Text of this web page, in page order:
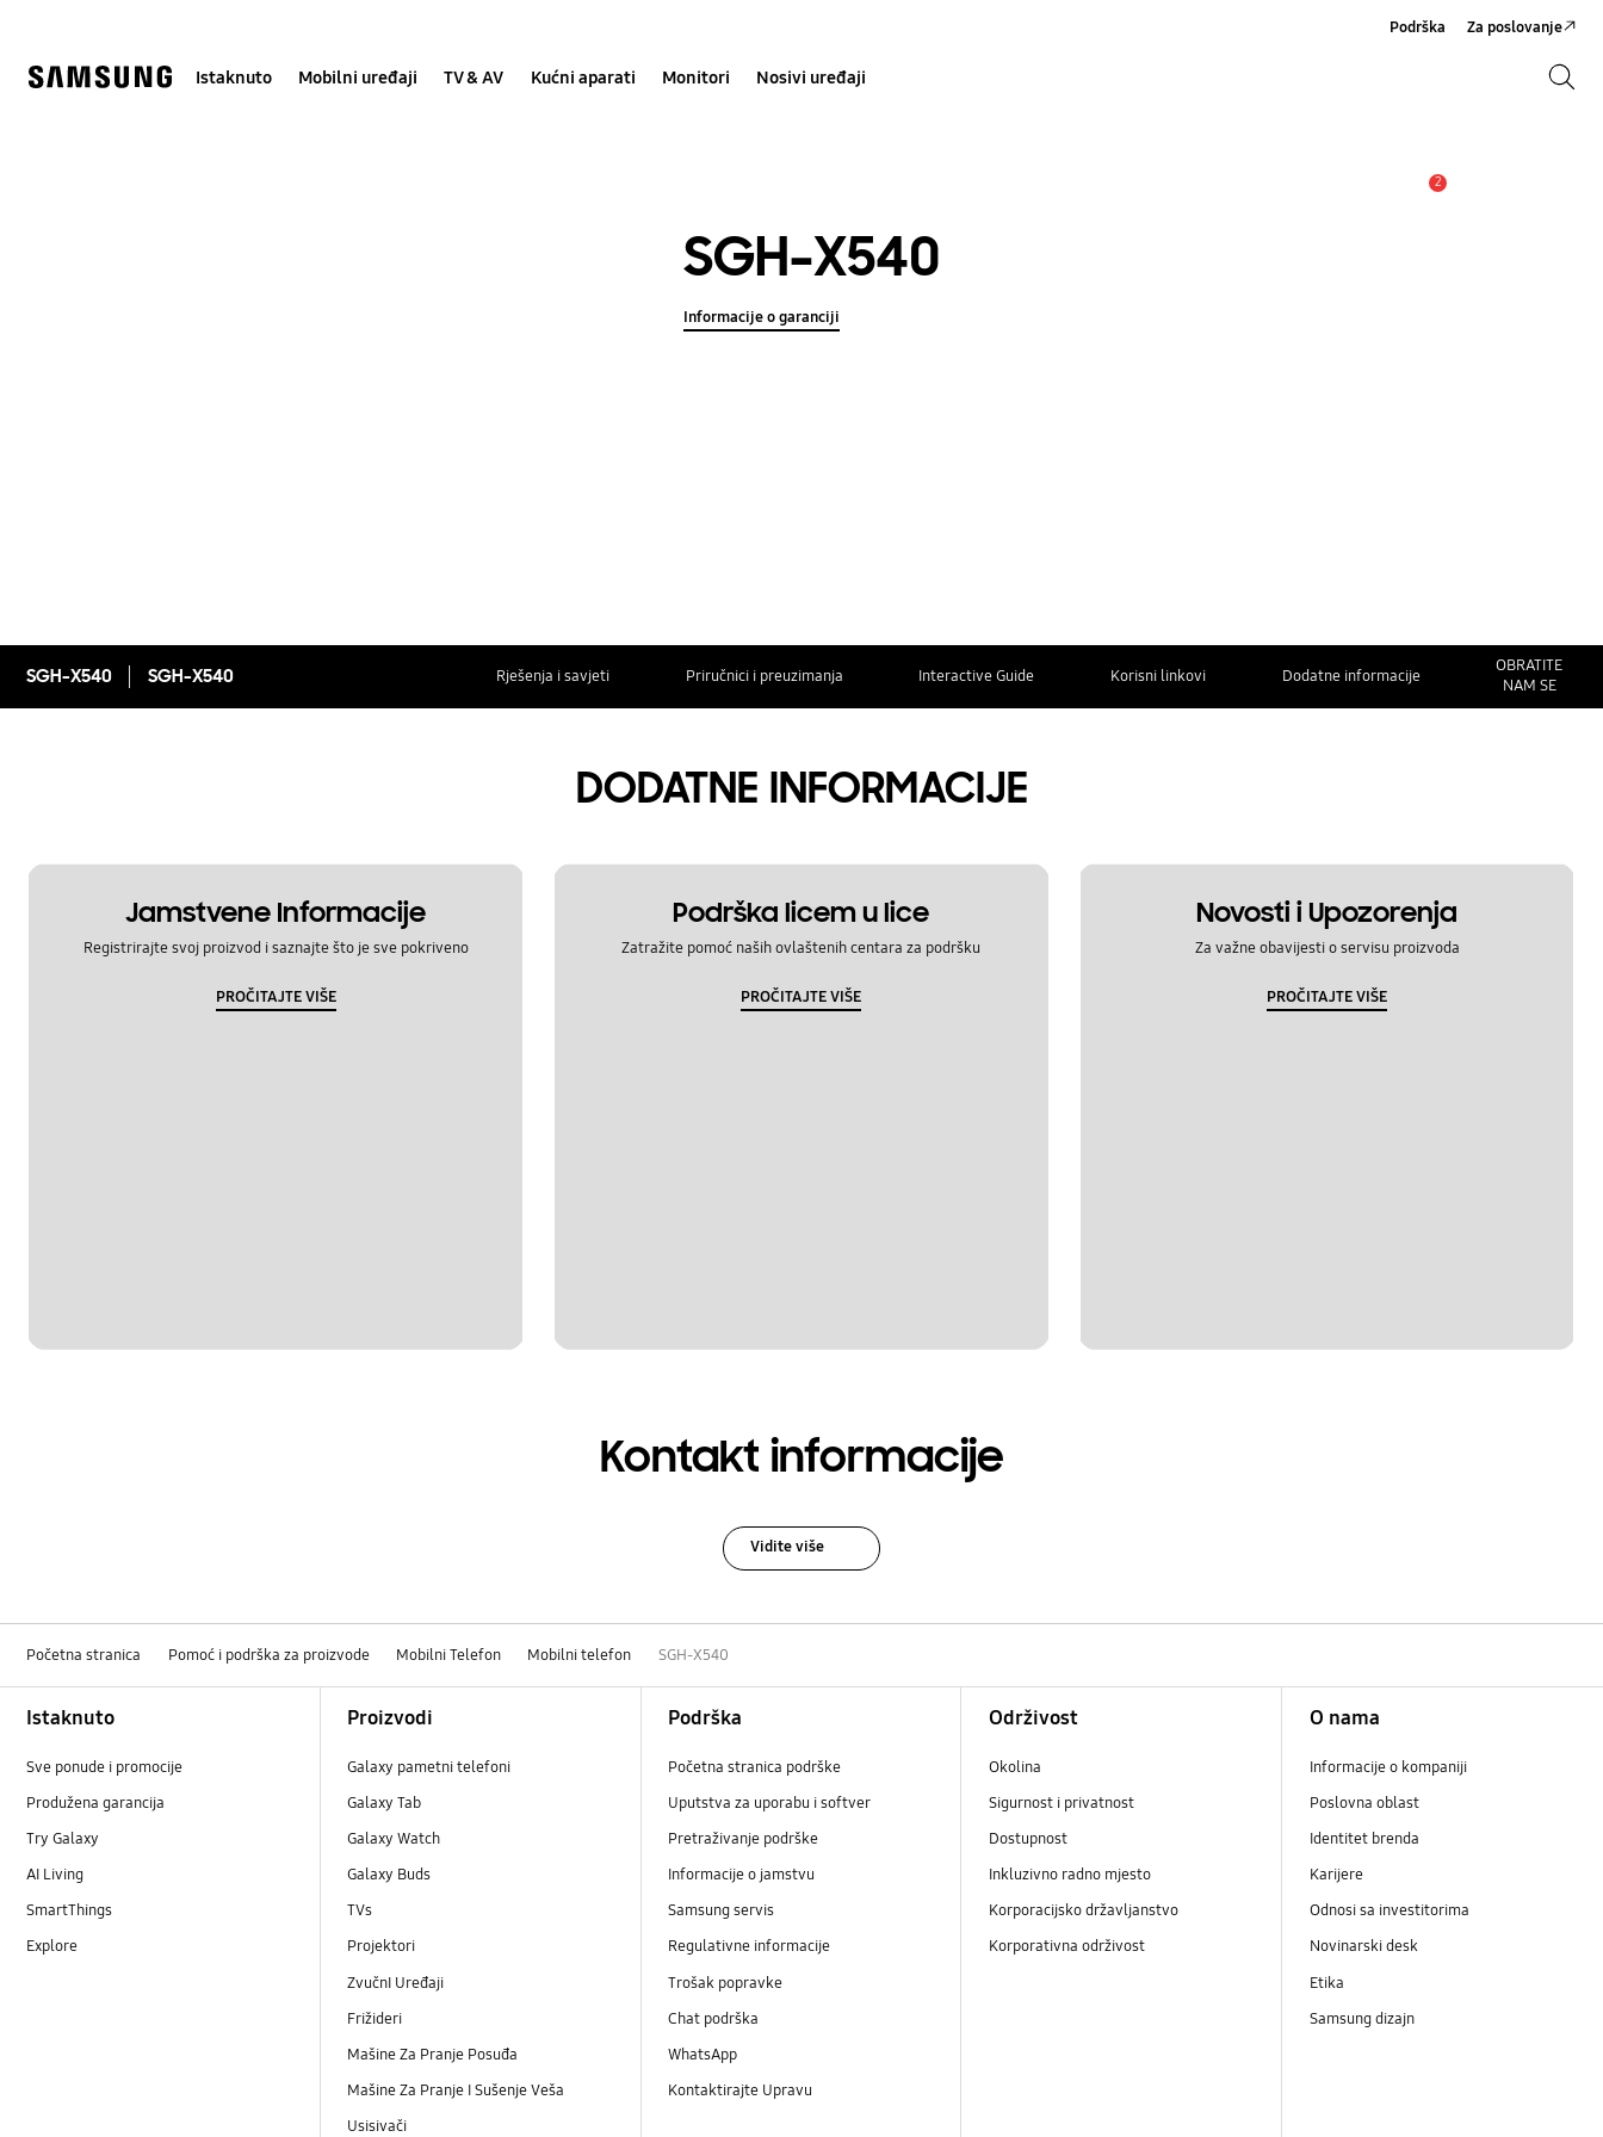
help
Istaknuto Mobilni uređaji TV & AV Kućni aparati Monitori Nosivi uređaji
Podrška Za poslovanje
2
SGH-X540
Informacije o garanciji
SGH-X540 SGH-X540 Rješenja i savjeti Priručnici i preuzimanja Interactive Guide Korisni linkovi Dodatne informacije
OBRATITE
NAM SE
DODATNE INFORMACIJE
Jamstvene Informacije
Registrirajte svoj proizvod i saznajte što je sve pokriveno
PROČITAJTE VIŠE
Podrška licem u lice
Zatražite pomoć naših ovlaštenih centara za podršku
PROČITAJTE VIŠE
Novosti i Upozorenja
Za važne obavijesti o servisu proizvoda
PROČITAJTE VIŠE
Kontakt informacije
Vidite više
Početna stranica Pomoć i podrška za proizvode Mobilni Telefon Mobilni telefon SGH-X540
Istaknuto
Sve ponude i promocije
Produžena garancija
Try Galaxy
AI Living
SmartThings
Explore
Proizvodi
Galaxy pametni telefoni
Galaxy Tab
Galaxy Watch
Galaxy Buds
TVs
Projektori
ZvučnI Uređaji
Frižideri
Mašine Za Pranje Posuđa
Mašine Za Pranje I Sušenje Veša
Usisivači
Podrška
Početna stranica podrške
Uputstva za uporabu i softver
Pretraživanje podrške
Informacije o jamstvu
Samsung servis
Regulativne informacije
Trošak popravke
Chat podrška
WhatsApp
Kontaktirajte Upravu
Održivost
Okolina
Sigurnost i privatnost
Dostupnost
Inkluzivno radno mjesto
Korporacijsko državljanstvo
Korporativna održivost
O nama
Informacije o kompaniji
Poslovna oblast
Identitet brenda
Karijere
Odnosi sa investitorima
Novinarski desk
Etika
Samsung dizajn